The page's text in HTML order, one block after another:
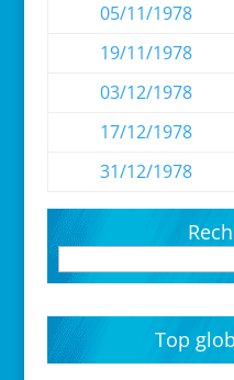
05/11/1978
19/11/1978
03/12/1978
17/12/1978
31/12/1978
Top